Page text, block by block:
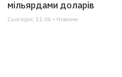
мільярдами доларів
Сьогодні, 11:06 • Новини